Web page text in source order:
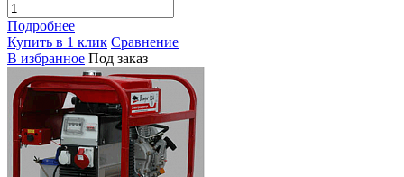
Подробнее
Купить в 1 клик Сравнение
В избранное Под заказ